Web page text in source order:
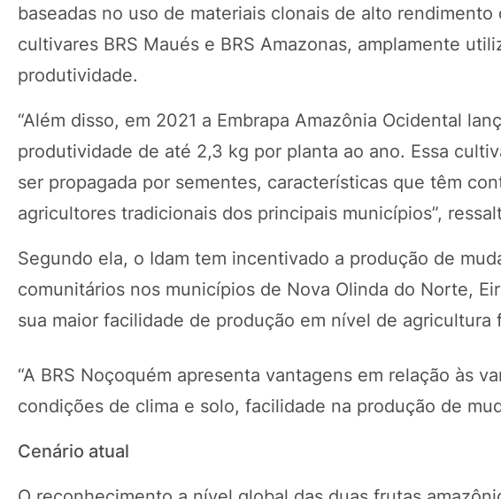
baseadas no uso de materiais clonais de alto
cultivares BRS Maués e BRS Amazonas, amplamente
produtividade.
“Além disso, em 2021 a Embrapa Amazônia Ocidental
produtividade de até 2,3 kg por planta ao ano. Essa
ser propagada por sementes, características que têm
agricultores tradicionais dos principais municípios”,
Segundo ela, o Idam tem incentivado a produção de
comunitários nos municípios de Nova Olinda do Norte,
sua maior facilidade de produção em nível de agricultura
“A BRS Noçoquém apresenta vantagens em relação às
condições de clima e solo, facilidade na produção de
Cenário atual